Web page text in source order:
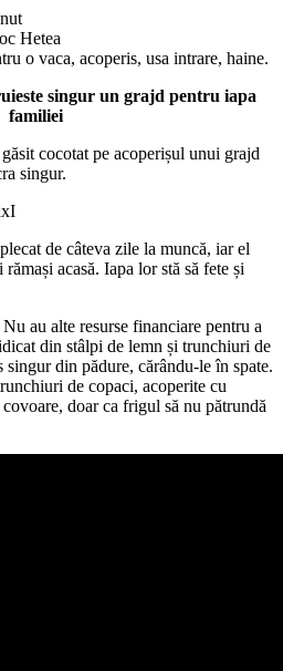
Hetea
o vaca, acoperis, usa intrare, haine.
singur un grajd pentru iapa
familiei
cocotat pe acoperișul unui grajd
singur.
de câteva zile la muncă, iar el
acasă. Iapa lor stă să fete și
au alte resurse financiare pentru a
din stâlpi de lemn și trunchiuri de
singur din pădure, cărându-le în spate.
de copaci, acoperite cu
doar ca frigul să nu pătrundă